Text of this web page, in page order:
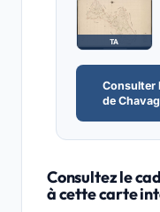
TA
Consulter
de
Consultez le
à cette carte